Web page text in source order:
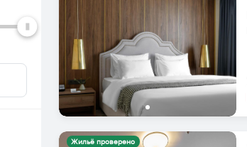
Жильё проверено